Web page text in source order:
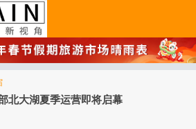
北大湖夏季运营即将启幕